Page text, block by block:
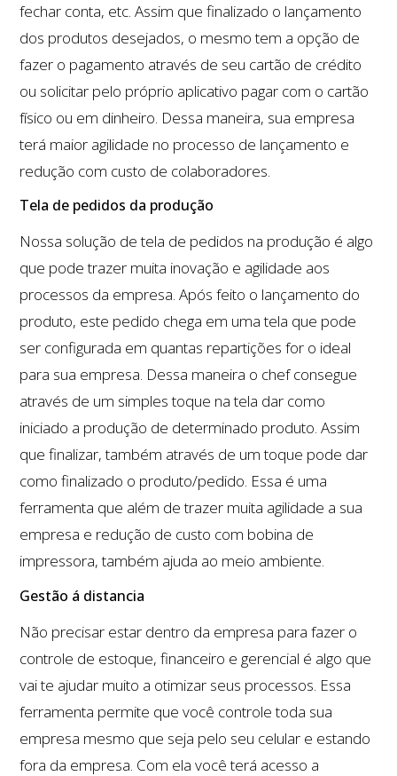
fechar conta, etc. Assim que finalizado o lançamento
dos produtos desejados, o mesmo tem a opção de
fazer o pagamento através de seu cartão de crédito
ou solicitar pelo próprio aplicativo pagar com o cartão
físico ou em dinheiro. Dessa maneira, sua empresa
terá maior agilidade no processo de lançamento e
redução com custo de colaboradores.
Tela de pedidos da produção
Nossa solução de tela de pedidos na produção é algo
que pode trazer muita inovação e agilidade aos
processos da empresa. Após feito o lançamento do
produto, este pedido chega em uma tela que pode
ser configurada em quantas repartições for o ideal
para sua empresa. Dessa maneira o chef consegue
através de um simples toque na tela dar como
iniciado a produção de determinado produto. Assim
que finalizar, também através de um toque pode dar
como finalizado o produto/pedido. Essa é uma
ferramenta que além de trazer muita agilidade a sua
empresa e redução de custo com bobina de
impressora, também ajuda ao meio ambiente.
Gestão á distancia
Não precisar estar dentro da empresa para fazer o
controle de estoque, financeiro e gerencial é algo que
vai te ajudar muito a otimizar seus processos. Essa
ferramenta permite que você controle toda sua
empresa mesmo que seja pelo seu celular e estando
fora da empresa. Com ela você terá acesso a